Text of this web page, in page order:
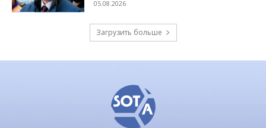
05.08.2026
Загрузить больше